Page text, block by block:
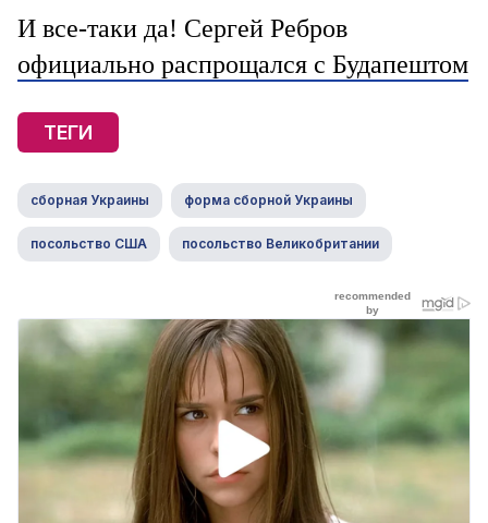
И все-таки да! Сергей Ребров
официально распрощался с Будапештом
ТЕГИ
сборная Украины форма сборной Украины
посольство США посольство Великобритании